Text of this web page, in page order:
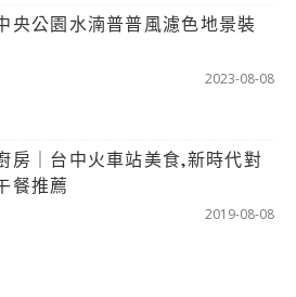
央公園水湳普普風濾色地景裝
2023-08-08
房｜台中火車站美食,新時代對
餐推薦
2019-08-08